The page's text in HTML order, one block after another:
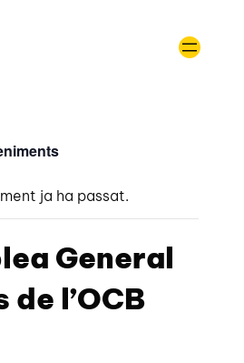
ja ha passat.
General
de l’OCB